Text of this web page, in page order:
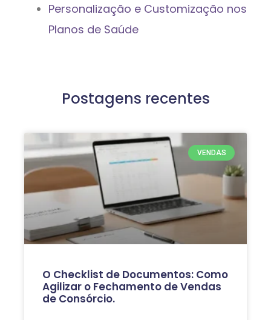
Personalização e Customização nos
Planos de Saúde
Postagens recentes
VENDAS
O Checklist de Documentos: Como
Agilizar o Fechamento de Vendas
de Consórcio.